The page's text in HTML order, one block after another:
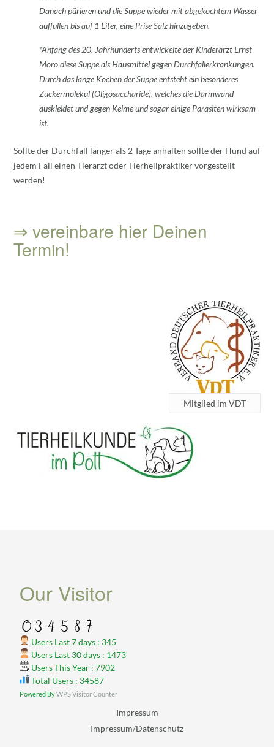
Danach pürieren und die Suppe wieder mit abgekochtem Wasser
auffüllen bis auf 1 Liter, eine Prise Salz hinzugeben.
*Anfang des 20. Jahrhunderts entwickelte der Kinderarzt Ernst
Moro diese Suppe als Hausmittel gegen Durchfallerkrankungen.
Durch das lange Kochen der Suppe entsteht ein besonderes
Zuckermolekül (Oligosaccharide), welches die Darmwand
auskleidet und gegen Keime und sogar einige Parasiten wirksam
ist.
Sollte der Durchfall länger als 2 Tage anhalten sollte der Hund auf
jedem Fall einen Tierarzt oder Tierheilpraktiker vorgestellt
werden!
⇒ vereinbare hier Deinen
Termin!
Mitglied im VDT
Our Visitor
Users Last 7 days : 345
Users Last 30 days : 1473
Users This Year : 7902
Total Users : 34587
Powered ByWPS Visitor Counter
Impressum
Impressum/Datenschutz